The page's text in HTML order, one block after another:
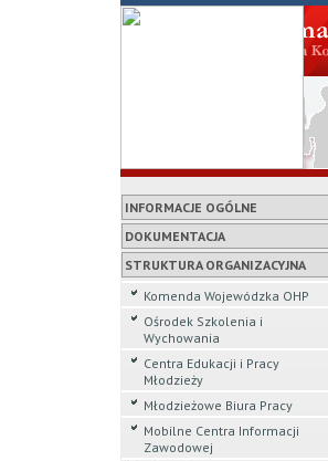
INFORMACJE OGÓLNE
DOKUMENTACJA
STRUKTURA ORGANIZACYJNA
Komenda Wojewódzka OHP
Ośrodek Szkolenia i
Wychowania
Centra Edukacji i Pracy
Młodzieży
Młodzieżowe Biura Pracy
Mobilne Centra Informacji
Zawodowej